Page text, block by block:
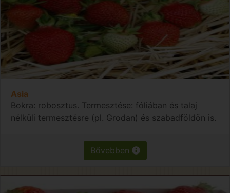
Asia
Bokra: robosztus. Termesztése: fóliában és talaj
nélküli termesztésre (pl. Grodan) és szabadföldön is.
Bővebben